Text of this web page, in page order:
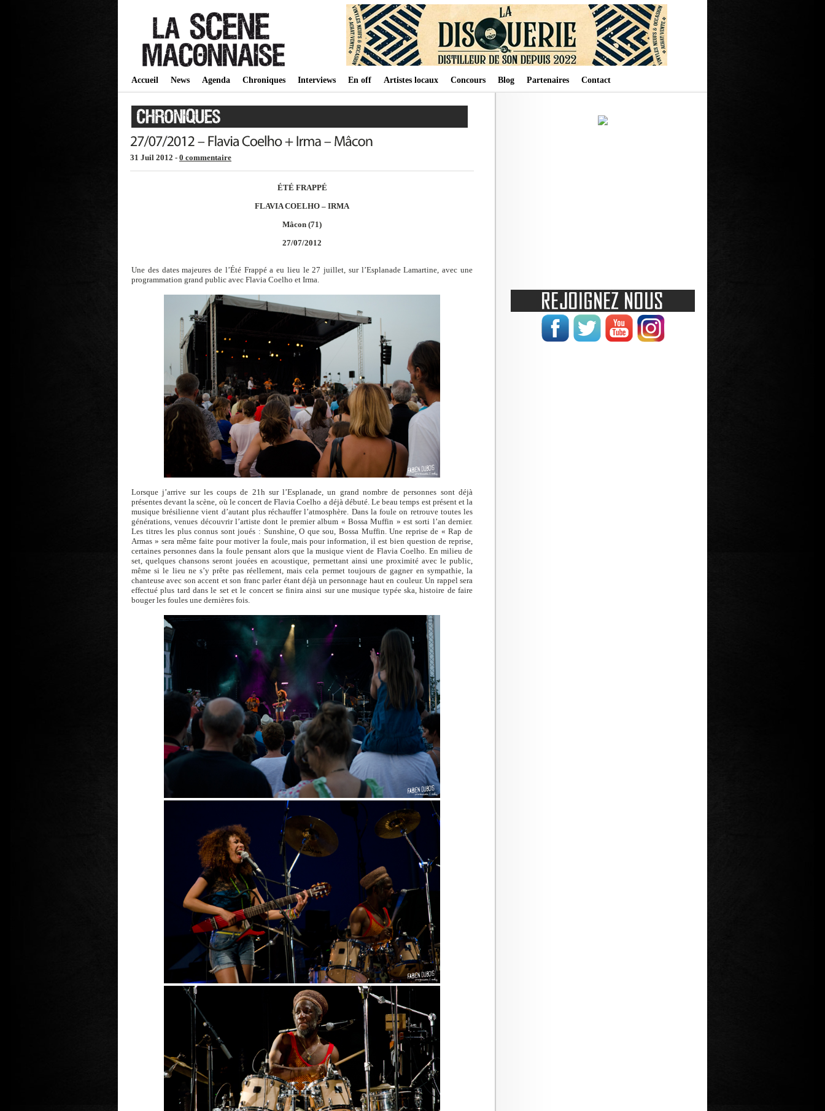
Accueil News Agenda Chroniques Interviews En off Artistes locaux Concours Blog Partenaires Contact
31 Juil 2012 - 0 commentaire
ÉTÉ FRAPPÉ
FLAVIA COELHO – IRMA
Mâcon (71)
27/07/2012
Une des dates majeures de l’Été Frappé a eu lieu le 27 juillet, sur l’Esplanade Lamartine, avec une
programmation grand public avec Flavia Coelho et Irma.
Lorsque j’arrive sur les coups de 21h sur l’Esplanade, un grand nombre de personnes sont déjà
présentes devant la scène, où le concert de Flavia Coelho a déjà débuté. Le beau temps est présent et la
musique brésilienne vient d’autant plus réchauffer l’atmosphère. Dans la foule on retrouve toutes les
générations, venues découvrir l’artiste dont le premier album « Bossa Muffin » est sorti l’an dernier.
Les titres les plus connus sont joués : Sunshine, O que sou, Bossa Muffin. Une reprise de « Rap de
Armas » sera même faite pour motiver la foule, mais pour information, il est bien question de reprise,
certaines personnes dans la foule pensant alors que la musique vient de Flavia Coelho. En milieu de
set, quelques chansons seront jouées en acoustique, permettant ainsi une proximité avec le public,
même si le lieu ne s’y prête pas réellement, mais cela permet toujours de gagner en sympathie, la
chanteuse avec son accent et son franc parler étant déjà un personnage haut en couleur. Un rappel sera
effectué plus tard dans le set et le concert se finira ainsi sur une musique typée ska, histoire de faire
bouger les foules une dernières fois.